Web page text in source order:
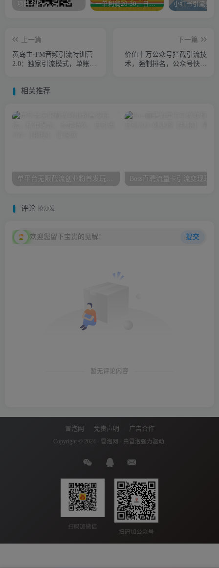
项目合作 一单利润20-30，日入四位数，空手套白狼，只要做就能赚，简单无套路
上一篇
黄岛主·FM音频引流特训营
2.0：独家引流模式，单账号
下一篇
价值十万公众号拦截引流技
术，强制排名，公众号快速
相关推荐
评论 抢沙发
欢迎您留下宝贵的见解！ 提交
暂无评论内容
冒泡网 免责声明 广告合作
Copyright © 2024 · 冒泡网 · 由 冒泡 强力驱动.
扫码加微信
扫码加公众号